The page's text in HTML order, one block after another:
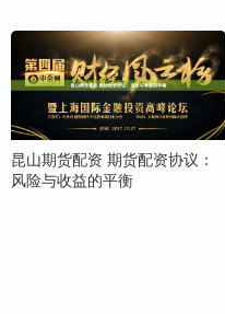
昆山期货配资 期货配资协议：
风险与收益的平衡